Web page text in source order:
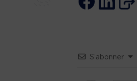
S’abonner